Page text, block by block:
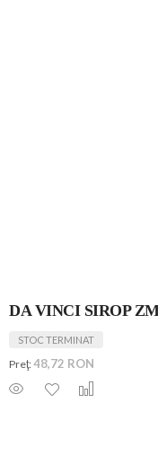
DA VINCI SIROP
STOC TERMINAT
Preţ:48,72 RON